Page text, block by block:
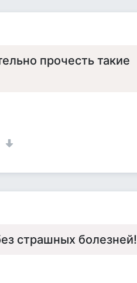
прочесть такие
страшных болезней!